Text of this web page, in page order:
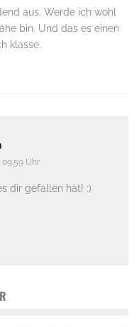
aus. Werde ich wohl
bin. Und das es einen
klasse.
09:59 Uhr
dir gefallen hat! :)